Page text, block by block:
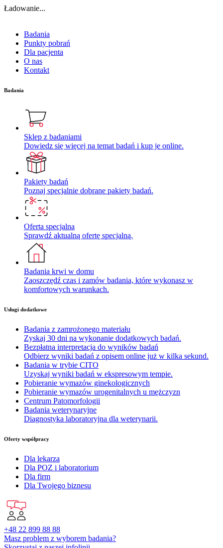
Ładowanie...
Badania
Punkty pobrań
Dla pacjenta
O nas
Kontakt
Badania
Sklep z badaniami
Dowiedz się więcej na temat badań i kup je online.
Pakiety badań
Poznaj specjalnie dobrane pakiety badań.
Oferta specjalna
Sprawdź aktualną ofertę specjalną.
Badania krwi w domu
Zaoszczędź czas i zamów badania, które wykonasz w
komfortowych warunkach.
Usługi dodatkowe
Badania z zamrożonego materiału
Zyskaj 30 dni na wykonanie dodatkowych badań.
Bezpłatna interpretacja do wyników badań
Odbierz wyniki badań z opisem online już w kilka sekund.
Badania w trybie CITO
Uzyskaj wyniki badań w ekspresowym tempie.
Pobieranie wymazów ginekologicznych
Pobieranie wymazów urogenitalnych u mężczyzn
Centrum Patomorfologii
Badania weterynaryjne
Diagnostyka laboratoryjna dla weterynarii.
Oferty współpracy
Dla lekarza
Dla POZ i laboratorium
Dla firm
Dla Twojego biznesu
+48 22 899 88 88
Masz problem z wyborem badania?